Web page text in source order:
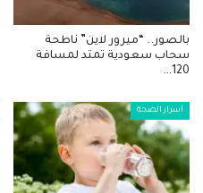
بالصور.. “ميرور لاين” ناطحة
سحاب سعودية تمتد لمسافة
120…
أسرار الصحة